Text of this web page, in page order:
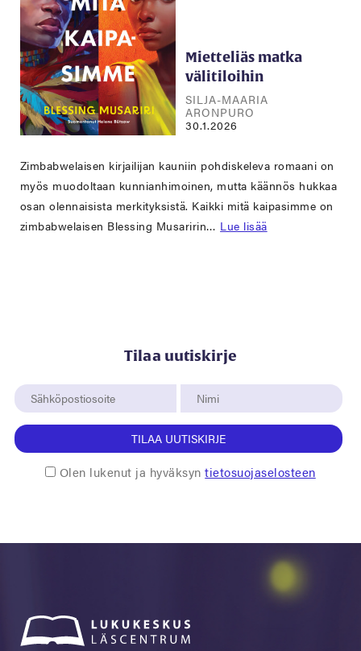
Mietteliäs matka
välitiloihin
SILJA-MAARIA
ARONPURO
30.1.2026
Zimbabwelaisen kirjailijan kauniin pohdiskeleva romaani on
myös muodoltaan kunnianhimoinen, mutta käännös hukkaa
osan olennaisista merkityksistä. Kaikki mitä kaipasimme on
zimbabwelaisen Blessing Musaririn… Lue lisää
Tilaa uutiskirje
TILAA UUTISKIRJE
Olen lukenut ja hyväksyntietosuojaselosteen